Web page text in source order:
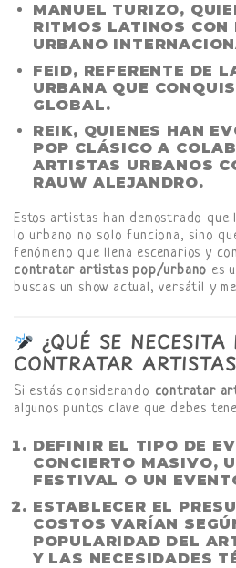
MANUEL TURIZO,
RITMOS LATINOS CON
URBANO
FEID, REFERENTE DE
URBANA QUE
GLOBAL.
REIK, QUIENES HAN
POP CLÁSICO A
ARTISTAS URBANOS
RAUW ALEJANDRO.
Estos artistas han demostrado
lo urbano no solo funciona, sino
fenómeno que llena escenarios y
contratar artistas pop/urbano es
buscas un show actual, versátil y
¿QUÉ SE NECESITA
CONTRATAR
Si estás considerando contratar
algunos puntos clave que debes
DEFINIR EL TIPO DE
CONCIERTO MASIVO,
FESTIVAL O UN
ESTABLECER EL
COSTOS VARÍAN
POPULARIDAD DEL
Y LAS NECESIDADES